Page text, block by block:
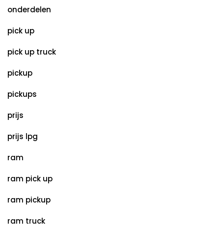
onderdelen
pick up
pick up truck
pickup
pickups
prijs
prijs lpg
ram
ram pick up
ram pickup
ram truck